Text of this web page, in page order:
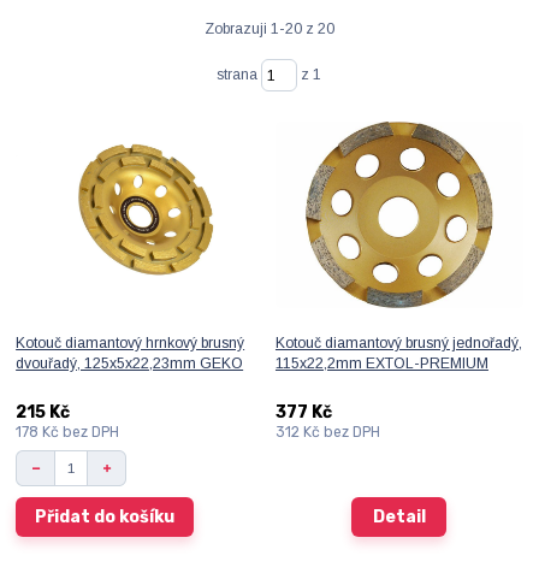
Zobrazuji 1-20 z 20
strana z 1
Kotouč diamantový hrnkový brusný
dvouřadý, 125x5x22,23mm GEKO
215 Kč
178 Kč bez DPH
Přidat do košíku
Kotouč diamantový brusný jednořadý,
115x22,2mm EXTOL-PREMIUM
377 Kč
312 Kč bez DPH
Detail